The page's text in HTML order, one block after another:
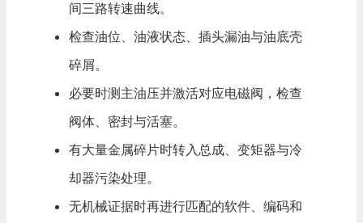
间三路转速曲线。
检查油位、油液状态、插头漏油与油底壳
碎屑。
必要时测主油压并激活对应电磁阀，检查
阀体、密封与活塞。
有大量金属碎片时转入总成、变矩器与冷
却器污染处理。
无机械证据时再进行匹配的软件、编码和